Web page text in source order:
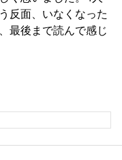
反面、いなくなった
最後まで読んで感じ